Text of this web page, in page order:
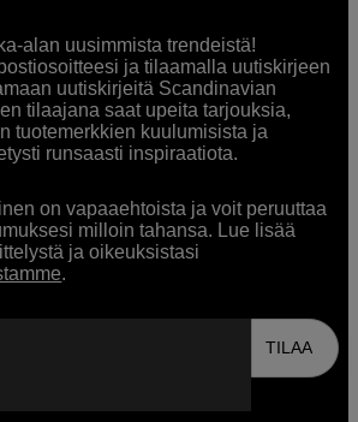
alan uusimmista trendeistä!
ja tilaamalla uutiskirjeen
uutiskirjeitä Scandinavian
tilaajana saat upeita tarjouksia,
tuotemerkkien kuulumisista ja
runsaasti inspiraatiota.
on vapaaehtoista ja voit peruuttaa
milloin tahansa. Lue lisää
ja oikeuksistasi
.
TILAA